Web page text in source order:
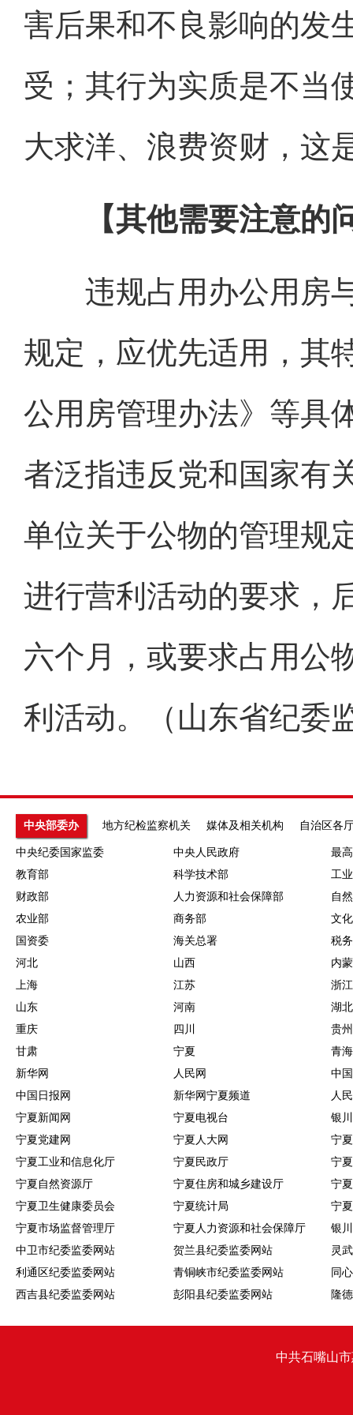
害后果和不良影响的发
受；其行为实质是不当
大求洋、浪费资财，这
【其他需要注意的
违规占用办公用房与
规定，应优先适用，其
公用房管理办法》等具
者泛指违反党和国家有
单位关于公物的管理规
进行营利活动的要求，
六个月，或要求占用公
利活动。（山东省纪委
中央部委办 地方纪检监察机关 媒体及相关机构 自治区各
中央纪委国家监委 中央人民政府
最
教育部
科学技术部
工
财政部
人力资源和社会保障部
自
农业部
商务部
文
国资委
海关总署
税
河北
山西
内
上海
江苏
浙江
山东
河南
湖北
重庆
四川
贵州
甘肃
宁夏
青海
新华网
人民网
中
中国日报网
新华网宁夏频道
人
宁夏新闻网
宁夏电视台
银
宁夏党建网
宁夏人大网
宁
宁夏工业和信息化厅
宁夏民政厅
宁
宁夏自然资源厅
宁夏住房和城乡建设厅
宁
宁夏卫生健康委员会
宁夏统计局
宁
宁夏市场监督管理厅
宁夏人力资源和社会保障厅
银
中卫市纪委监委网站
贺兰县纪委监委网站
灵
利通区纪委监委网站
青铜峡市纪委监委网站
同
西吉县纪委监委网站
彭阳县纪委监委网站 隆
中共石嘴山